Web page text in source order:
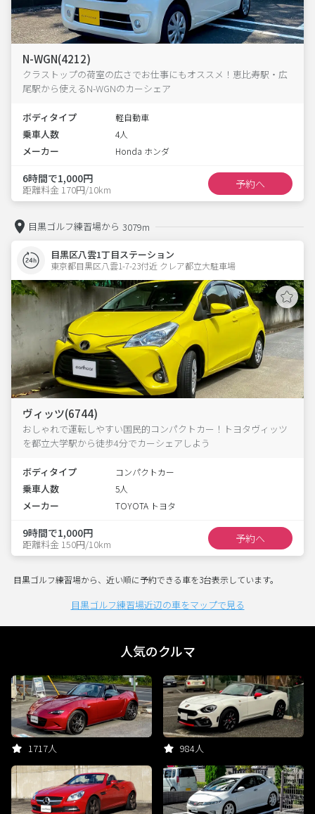
N-WGN(4212)
クラストップの荷室の広さでお仕事にもオススメ！恵比寿駅・広
尾駅から使えるN-WGNのカーシェア
ボディタイプ 軽自動車
乗車人数 4人
メーカー Honda ホンダ
6時間で1,000円
距離料金 170円/10km 予約へ
目黒ゴルフ練習場から 3079m
目黒区八雲1丁目ステーション
東京都目黒区八雲1-7-23付近 クレア都立大駐車場
ヴィッツ(6744)
おしゃれで運転しやすい国民的コンパクトカー！トヨタヴィッツ
を都立大学駅から徒歩4分でカーシェアしよう
ボディタイプ コンパクトカー
乗車人数 5人
メーカー TOYOTA トヨタ
9時間で1,000円
距離料金 150円/10km 予約へ
目黒ゴルフ練習場から、近い順に予約できる車を3台表示しています。
目黒ゴルフ練習場近辺の車をマップで見る
人気のクルマ
1717人 984人